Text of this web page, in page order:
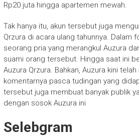
Rp20 juta hingga apartemen mewah.
Tak hanya itu, akun tersebut juga
Qrzura di acara ulang tahunnya. Dalam
seorang pria yang merangkul Auzura
suami orang tersebut. Hingga saat ini
Auzura Qrzura. Bahkan, Auzura kini
komentarnya pasca tudingan yang
tersebut juga membuat banyak publik
dengan sosok Auzura ini
Selebgram